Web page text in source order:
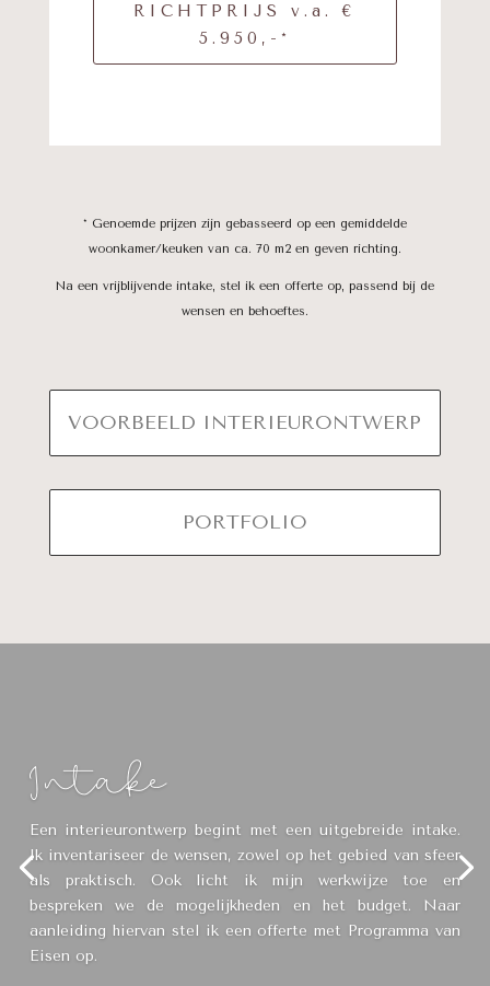
RICHTPRIJS v.a. €
5.950,-*
* Genoemde prijzen zijn gebasseerd op een gemiddelde
woonkamer/keuken van ca. 70 m2 en geven richting.
Na een vrijblijvende intake, stel ik een offerte op, passend bij de
wensen en behoeftes.
VOORBEELD INTERIEURONTWERP
PORTFOLIO
Intake
Een interieurontwerp begint met een uitgebreide intake.
Ik inventariseer de wensen, zowel op het gebied van sfeer
als praktisch. Ook licht ik mijn werkwijze toe en
bespreken we de mogelijkheden en het budget. Naar
aanleiding hiervan stel ik een offerte met Programma van
Eisen op.